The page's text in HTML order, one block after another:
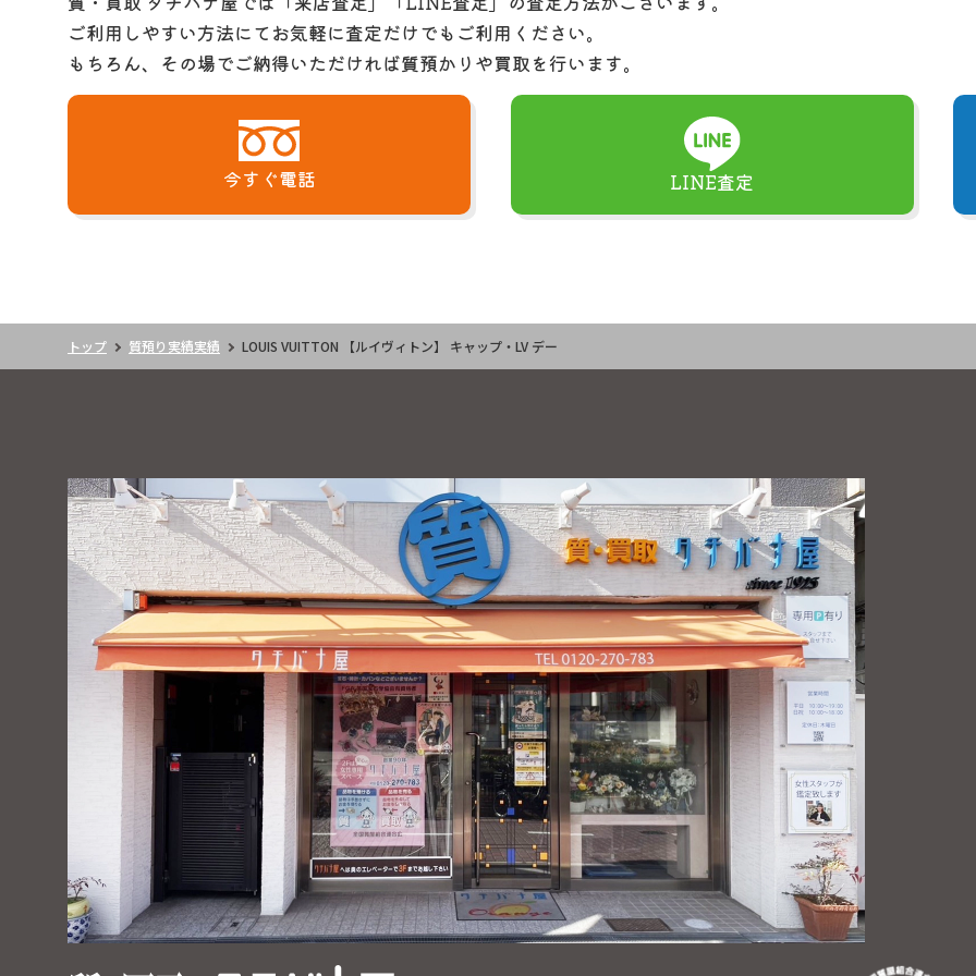
ご利用しやすい方法にてお気軽に査定だけでもご利用ください。
もちろん、その場でご納得いただければ質預かりや買取を行います。
今すぐ電話 LINE査定
トップ 質預り実績実績 LOUIS VUITTON 【ルイヴィトン】 キャップ・LV デー